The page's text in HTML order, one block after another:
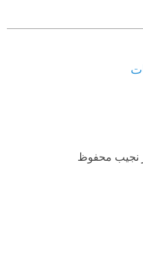
نجيب محفوظ